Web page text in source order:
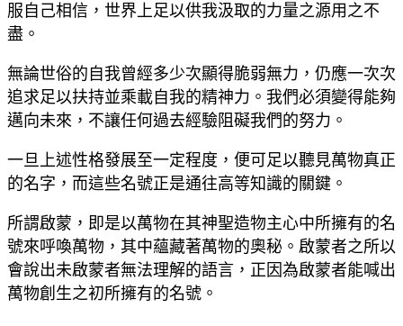
服自己相信，世界上足以供我汲取的力量之源用之不
盡。
無論世俗的自我曾經多少次顯得脆弱無力，仍應一次次
追求足以扶持並乘載自我的精神力。我們必須變得能夠
邁向未來，不讓任何過去經驗阻礙我們的努力。
一旦上述性格發展至一定程度，便可足以聽見萬物真正
的名字，而這些名號正是通往高等知識的關鍵。
所謂啟蒙，即是以萬物在其神聖造物主心中所擁有的名
號來呼喚萬物，其中蘊藏著萬物的奧秘。啟蒙者之所以
會說出未啟蒙者無法理解的語言，正因為啟蒙者能喊出
萬物創生之初所擁有的名號。